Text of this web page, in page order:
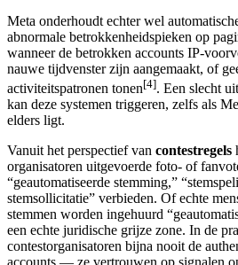
Meta onderhoudt echter wel
abnormale betrokkenheidspieken op
wanneer de betrokken accounts IP-
nauwe tijdvenster zijn aangemaakt, of
activiteitspatronen tonen[4]. Een slecht
kan deze systemen triggeren, zelfs als
elders ligt.
Vanuit het perspectief van contestregels
organisatoren uitgevoerde foto- of
“geautomatiseerde stemming,”
stemsollicitatie” verbieden. Of echte
stemmen worden ingehuurd
een echte juridische grijze zone. In de
contestorganisatoren bijna nooit de